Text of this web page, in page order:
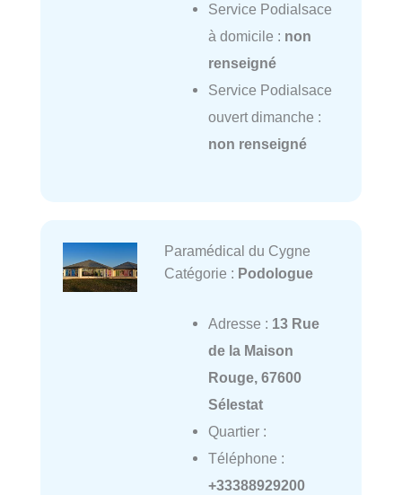
Service Podialsace
à domicile : non
renseigné
Service Podialsace
ouvert dimanche :
non renseigné
Paramédical du Cygne
Catégorie : Podologue
Adresse : 13 Rue
de la Maison
Rouge, 67600
Sélestat
Quartier :
Téléphone :
+33388929200